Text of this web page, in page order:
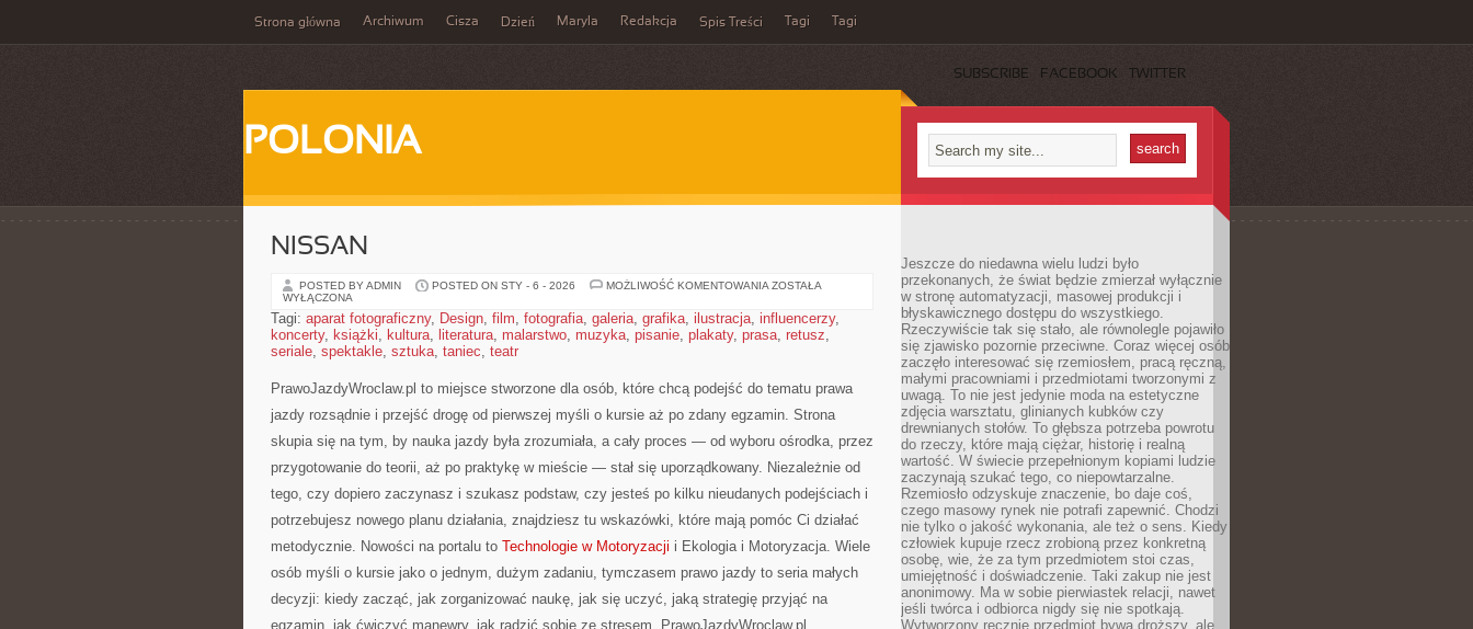
Strona główna Archiwum Cisza Dzień Maryla Redakcja Spis Treści Tagi Tagi
SUBSCRIBE FACEBOOK TWITTER
POLONIA
NISSAN
POSTED BY ADMIN POSTED ON STY - 6 - 2026 MOŻLIWOŚĆ KOMENTOWANIA NISSAN
ZOSTAŁA
WYŁĄCZONA
Tagi: aparat fotograficzny, Design, film, fotografia, galeria, grafika, ilustracja, influencerzy,
koncerty, książki, kultura, literatura, malarstwo, muzyka, pisanie, plakaty, prasa, retusz,
seriale, spektakle, sztuka, taniec, teatr
PrawoJazdyWroclaw.pl to miejsce stworzone dla osób, które chcą podejść do tematu prawa
jazdy rozsądnie i przejść drogę od pierwszej myśli o kursie aż po zdany egzamin. Strona
skupia się na tym, by nauka jazdy była zrozumiała, a cały proces — od wyboru ośrodka, przez
przygotowanie do teorii, aż po praktykę w mieście — stał się uporządkowany. Niezależnie od
tego, czy dopiero zaczynasz i szukasz podstaw, czy jesteś po kilku nieudanych podejściach i
potrzebujesz nowego planu działania, znajdziesz tu wskazówki, które mają pomóc Ci działać
metodycznie. Nowości na portalu to Technologie w Motoryzacji i Ekologia i Motoryzacja. Wiele
osób myśli o kursie jako o jednym, dużym zadaniu, tymczasem prawo jazdy to seria małych
decyzji: kiedy zacząć, jak zorganizować naukę, jak się uczyć, jaką strategię przyjąć na
egzamin, jak ćwiczyć manewry, jak radzić sobie ze stresem. PrawoJazdyWroclaw.pl
Jeszcze do niedawna wielu ludzi było
przekonanych, że świat będzie zmierzał wyłącznie
w stronę automatyzacji, masowej produkcji i
błyskawicznego dostępu do wszystkiego.
Rzeczywiście tak się stało, ale równolegle pojawiło
się zjawisko pozornie przeciwne. Coraz więcej osób
zaczęło interesować się rzemiosłem, pracą ręczną,
małymi pracowniami i przedmiotami tworzonymi z
uwagą. To nie jest jedynie moda na estetyczne
zdjęcia warsztatu, glinianych kubków czy
drewnianych stołów. To głębsza potrzeba powrotu
do rzeczy, które mają ciężar, historię i realną
wartość. W świecie przepełnionym kopiami ludzie
zaczynają szukać tego, co niepowtarzalne.
Rzemiosło odzyskuje znaczenie, bo daje coś,
czego masowy rynek nie potrafi zapewnić. Chodzi
nie tylko o jakość wykonania, ale też o sens. Kiedy
człowiek kupuje rzecz zrobioną przez konkretną
osobę, wie, że za tym przedmiotem stoi czas,
umiejętność i doświadczenie. Taki zakup nie jest
anonimowy. Ma w sobie pierwiastek relacji, nawet
jeśli twórca i odbiorca nigdy się nie spotkają.
Wytworzony ręcznie przedmiot bywa droższy, ale